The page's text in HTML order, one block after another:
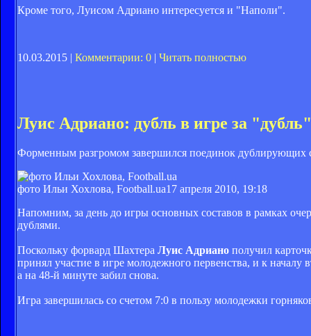
Кроме того, Луисом Адриано интересуется и "Наполи".
10.03.2015 | Комментарии: 0 | Читать полностью
Луис Адриано: дубль в игре за "дубль"
Форменным разгромом завершился поединок дублирующих
фото Ильи Хохлова, Football.ua17 апреля 2010, 19:18
Напомним, за день до игры основных составов в рамках
дублями.
Поскольку форвард Шахтера Луис Адриано получил
принял участие в игре молодежного первенства, и к
а на 48-й минуте забил снова.
Игра завершилась со счетом 7:0 в пользу молодежки